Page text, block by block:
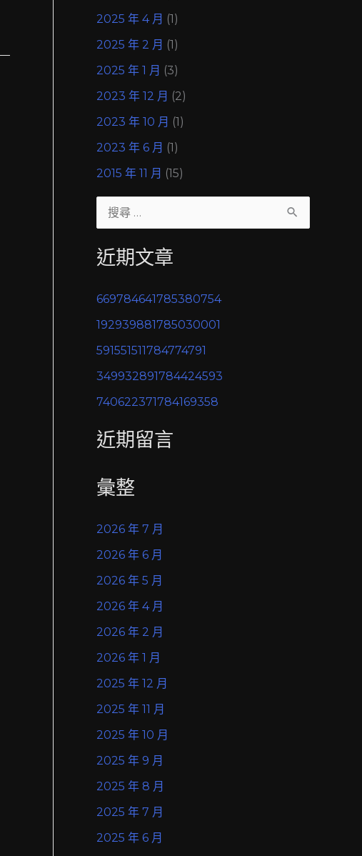
2025 年 4 月 (1)
2025 年 2 月 (1)
2025 年 1 月 (3)
2023 年 12 月 (2)
2023 年 10 月 (1)
2023 年 6 月 (1)
2015 年 11 月 (15)
關
字
近期文章
669784641785380754
192939881785030001
591551511784774791
349932891784424593
740622371784169358
近期留言
彙整
2026 年 7 月
2026 年 6 月
2026 年 5 月
2026 年 4 月
2026 年 2 月
2026 年 1 月
2025 年 12 月
2025 年 11 月
2025 年 10 月
2025 年 9 月
2025 年 8 月
2025 年 7 月
2025 年 6 月